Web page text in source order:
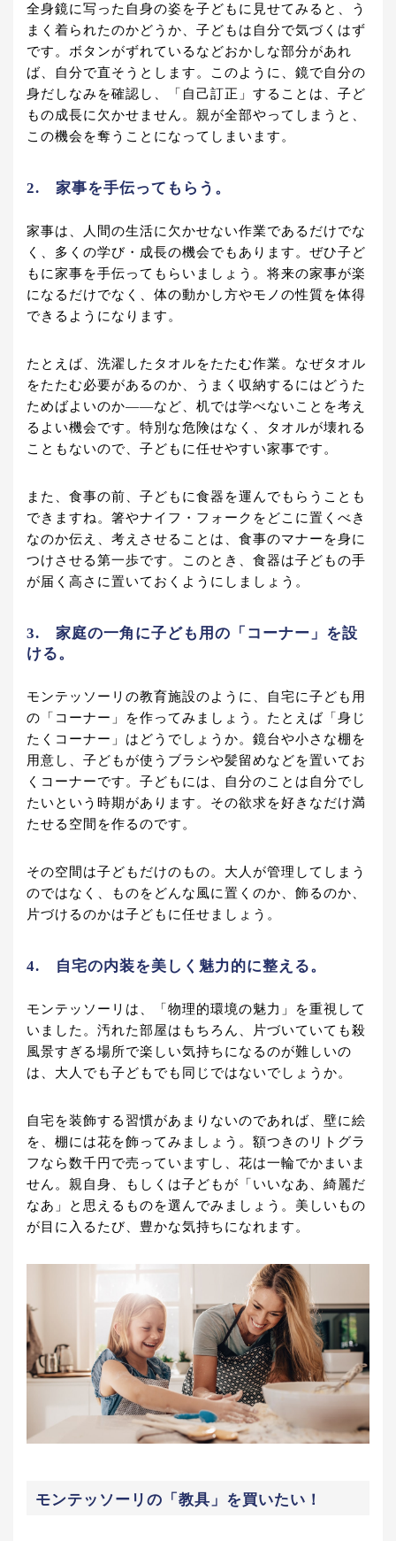
全身鏡に写った自身の姿を子どもに見せてみると、う
まく着られたのかどうか、子どもは自分で気づくはず
です。ボタンがずれているなどおかしな部分があれ
ば、自分で直そうとします。このように、鏡で自分の
身だしなみを確認し、「自己訂正」することは、子ど
もの成長に欠かせません。親が全部やってしまうと、
この機会を奪うことになってしまいます。
2. 家事を手伝ってもらう。
家事は、人間の生活に欠かせない作業であるだけでな
く、多くの学び・成長の機会でもあります。ぜひ子ど
もに家事を手伝ってもらいましょう。将来の家事が楽
になるだけでなく、体の動かし方やモノの性質を体得
できるようになります。
たとえば、洗濯したタオルをたたむ作業。なぜタオル
をたたむ必要があるのか、うまく収納するにはどうた
ためばよいのか――など、机では学べないことを考え
るよい機会です。特別な危険はなく、タオルが壊れる
こともないので、子どもに任せやすい家事です。
また、食事の前、子どもに食器を運んでもらうことも
できますね。箸やナイフ・フォークをどこに置くべき
なのか伝え、考えさせることは、食事のマナーを身に
つけさせる第一歩です。このとき、食器は子どもの手
が届く高さに置いておくようにしましょう。
3. 家庭の一角に子ども用の「コーナー」を設
ける。
モンテッソーリの教育施設のように、自宅に子ども用
の「コーナー」を作ってみましょう。たとえば「身じ
たくコーナー」はどうでしょうか。鏡台や小さな棚を
用意し、子どもが使うブラシや髪留めなどを置いてお
くコーナーです。子どもには、自分のことは自分でし
たいという時期があります。その欲求を好きなだけ満
たせる空間を作るのです。
その空間は子どもだけのもの。大人が管理してしまう
のではなく、ものをどんな風に置くのか、飾るのか、
片づけるのかは子どもに任せましょう。
4. 自宅の内装を美しく魅力的に整える。
モンテッソーリは、「物理的環境の魅力」を重視して
いました。汚れた部屋はもちろん、片づいていても殺
風景すぎる場所で楽しい気持ちになるのが難しいの
は、大人でも子どもでも同じではないでしょうか。
自宅を装飾する習慣があまりないのであれば、壁に絵
を、棚には花を飾ってみましょう。額つきのリトグラ
フなら数千円で売っていますし、花は一輪でかまいま
せん。親自身、もしくは子どもが「いいなあ、綺麗だ
なあ」と思えるものを選んでみましょう。美しいもの
が目に入るたび、豊かな気持ちになれます。
モンテッソーリの「教具」を買いたい！